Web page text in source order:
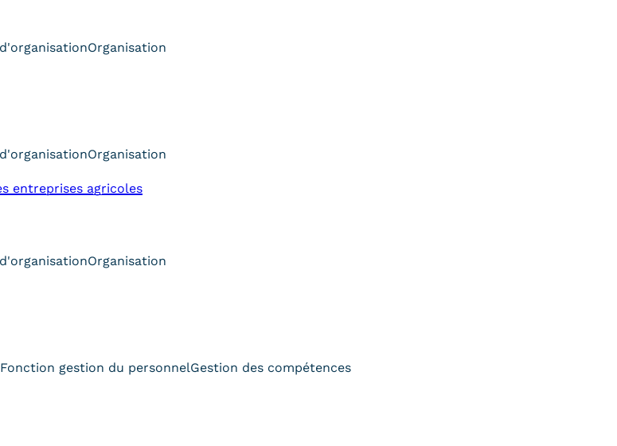
Organisation
Organisation
entreprises agricoles
Organisation
Fonction gestion du personnelGestion des compétences